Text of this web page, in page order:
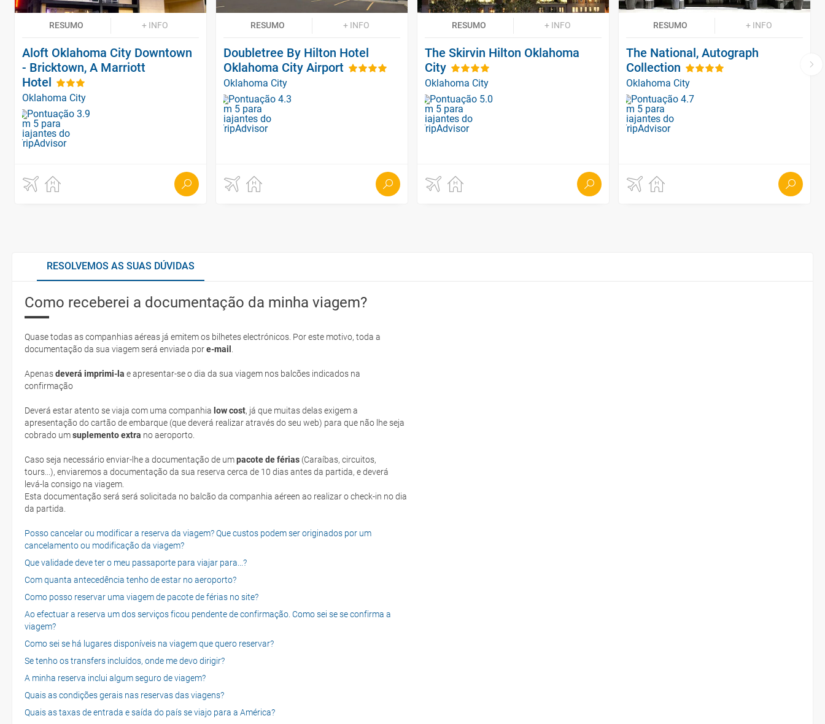
RESUMO + INFO
Aloft Oklahoma City Downtown
- Bricktown, A Marriott
Hotel
Oklahoma City
RESUMO + INFO
Doubletree By Hilton Hotel
Oklahoma City Airport
Oklahoma City
RESUMO + INFO
The Skirvin Hilton Oklahoma
City
Oklahoma City
RESUMO + INFO
The National, Autograph
Collection
Oklahoma City
RESOLVEMOS AS SUAS DÚVIDAS
Como receberei a documentação da minha viagem?
Quase todas as companhias aéreas já emitem os bilhetes electrónicos. Por este motivo, toda a
documentação da sua viagem será enviada pore-mail
Apenasdeverá imprimi-la e apresentar-se o dia da sua viagem nos balcões indicados na
confirmação
Deverá estar atento se viaja com uma companhia low cost, já que muitas delas exigem a
apresentação do cartão de embarque (que deverá realizar através do seu web) para que não lhe seja
cobrado umsuplemento extra no aeroporto.
Caso seja necessário enviar-lhe a documentação de umpacote de férias (Caraíbas, circuitos,
tours...), enviaremos a documentação da sua reserva cerca de 10 dias antes da partida, e deverá
levá-la consigo na viagem.
Esta documentação será será solicitada no balcão da companhia aéreen ao realizar o check-in no dia
da partida.
Posso cancelar ou modificar a reserva da viagem? Que custos podem ser originados por um
cancelamento ou modificação da viagem?
Que validade deve ter o meu passaporte para viajar para...?
Com quanta antecedência tenho de estar no aeroporto?
Como posso reservar uma viagem de pacote de férias no site?
Ao efectuar a reserva um dos serviços ficou pendente de confirmação. Como sei se se confirma a
viagem?
Como sei se há lugares disponíveis na viagem que quero reservar?
Se tenho os transfers incluídos, onde me devo dirigir?
A minha reserva inclui algum seguro de viagem?
Quais as condições gerais nas reservas das viagens?
Quais as taxas de entrada e saída do país se viajo para a América?